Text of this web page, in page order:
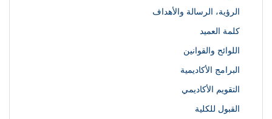
الرؤية، الرسالة والأهداف
كلمة العميد
اللوائح والقوانين
البرامج الأكاديمية
التقويم الأكاديمي
القبول للكلية